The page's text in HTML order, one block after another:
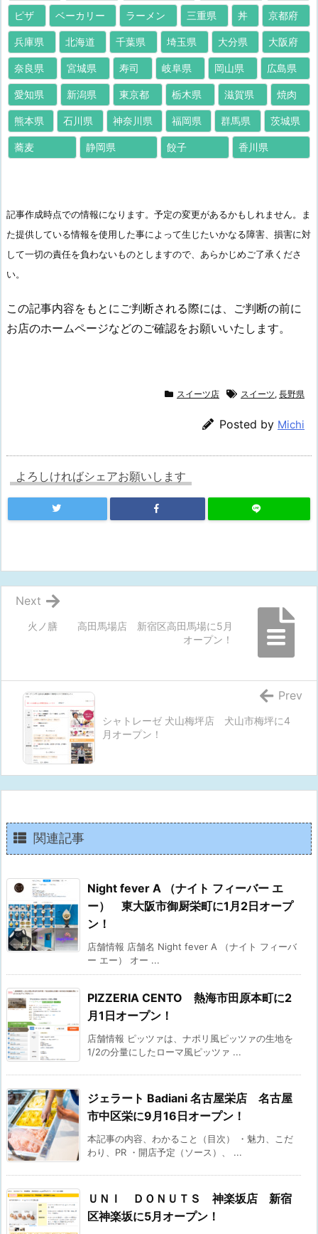
ピザ ベーカリー ラーメン 三重県 丼 京都府
兵庫県 北海道 千葉県 埼玉県 大分県 大阪府
奈良県 宮城県 寿司 岐阜県 岡山県 広島県
愛知県 新潟県 東京都 栃木県 滋賀県 焼肉
熊本県 石川県 神奈川県 福岡県 群馬県 茨城県
蕎麦 静岡県 餃子 香川県
記事作成時点での情報になります。予定の変更があるかもしれません。ま
た提供している情報を使用した事によって生じたいかなる障害、損害に対
して一切の責任を負わないものとしますので、あらかじめご了承くださ
い。
この記事内容をもとにご判断される際には、ご判断の前に
お店のホームページなどのご確認をお願いいたします。
スイーツ店 スイーツ, 長野県
Posted by Michi
よろしければシェアお願いします
火ノ膳 高田馬場店 新宿区高田馬場に5月
オープン！
Next
シャトレーゼ 犬山梅坪店 犬山市梅坪に4
月オープン！
Prev
関連記事
Night fever A （ナイト フィーバー エ
ー） 東大阪市御厨栄町に1月2日オープ
ン！
店舗情報 店舗名 Night fever A （ナイト フィーバ
ー エー） オー ...
PIZZERIA CENTO 熱海市田原本町に2
月1日オープン！
店舗情報 ピッツァは、ナポリ風ピッツァの生地を
1/2の分量にしたローマ風ピッツァ ...
ジェラート Badiani 名古屋栄店 名古屋
市中区栄に9月16日オープン！
本記事の内容、わかること（目次） ・魅力、こだ
わり、PR ・開店予定（ソース）、 ...
ＵＮＩ ＤＯＮＵＴＳ 神楽坂店 新宿
区神楽坂に5月オープン！